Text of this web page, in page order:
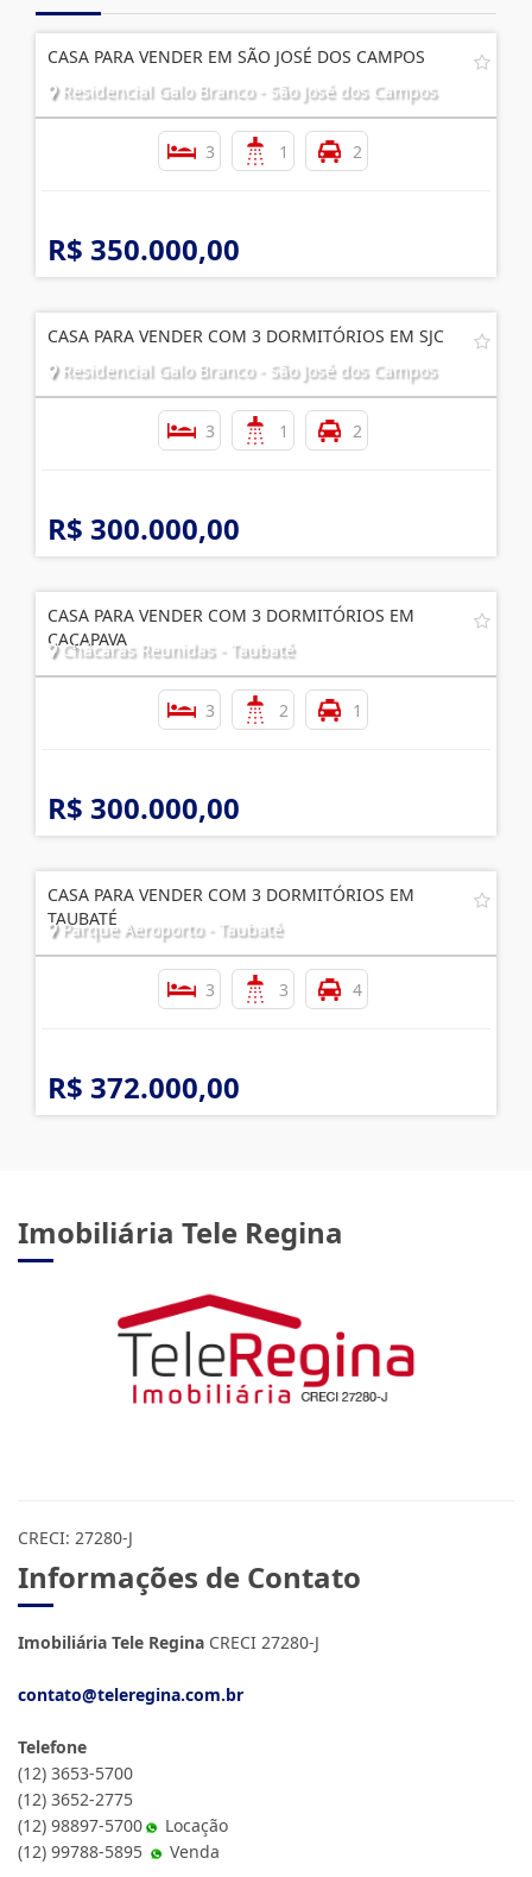
CASA PARA VENDER EM SÃO JOSÉ DOS CAMPOS
Residencial Galo Branco - São José dos Campos
3 1 2
R$ 350.000,00
CASA PARA VENDER COM 3 DORMITÓRIOS EM SJC
Residencial Galo Branco - São José dos Campos
3 1 2
R$ 300.000,00
CASA PARA VENDER COM 3 DORMITÓRIOS EM
CAÇAPAVA
Chácaras Reunidas - Taubaté
3 2 1
R$ 300.000,00
CASA PARA VENDER COM 3 DORMITÓRIOS EM
TAUBATÉ
Parque Aeroporto - Taubaté
3 3 4
R$ 372.000,00
Imobiliária Tele Regina
CRECI: 27280-J
Informações de Contato
Imobiliária Tele Regina CRECI 27280-J
contato@teleregina.com.br
Telefone
(12) 3653-5700
(12) 3652-2775
(12) 98897-5700
Locação
(12) 99788-5895
Venda